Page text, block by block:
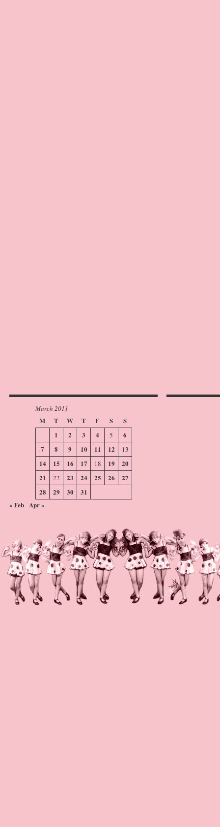
March 2011
M T W T F S
S
1
2 3 4 5
6
7
8 9 10 11 12 13
14 15 16 17 18 19
20
21
22 23 24 25 26
27
28
29 30
31
« Feb Apr »